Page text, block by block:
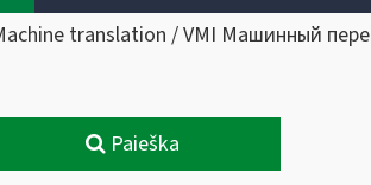
translation / VMI Машинный
Paieška